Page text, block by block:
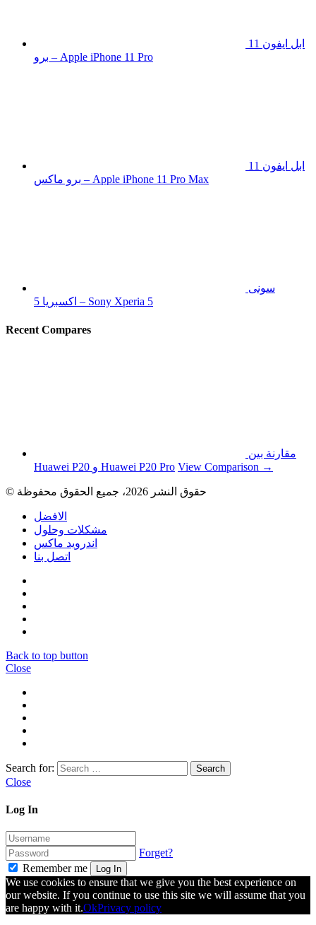
ابل ايفون 11
برو – Apple iPhone 11 Pro
ابل ايفون 11
برو ماكس – Apple iPhone 11 Pro Max
سونى
اكسبريا 5 – Sony Xperia 5
Recent Compares
مقارنة بين
Huawei P20 و Huawei P20 Pro View Comparison →
الافضل
مشكلات وحلول
اندرويد ماكس
اتصل بنا
Back to top button
Close
Search for:
Close
Log In
Forget?
Remember me
Log In
We use cookies to ensure that we give you the best experience on
our website. If you continue to use this site we will assume that you
are happy with it.OkPrivacy policy